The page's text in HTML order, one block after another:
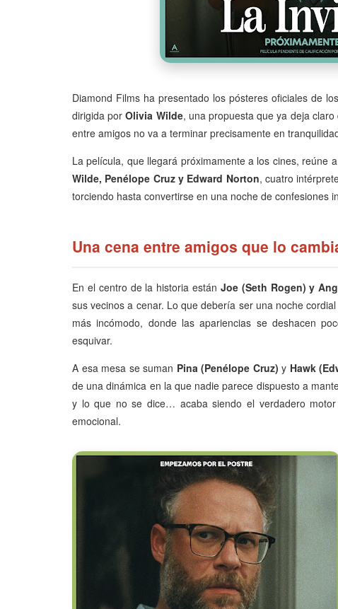
Diamond Films ha presentado los pósteres oficiales de
dirigida porOlivia Wilde, una propuesta que ya deja
entre amigos no va a terminar precisamente en
La película, que llegará próximamente a los cines, reúne
Wilde, Penélope Cruz y Edward Norton, cuatro
torciendo hasta convertirse en una noche de confesiones
Una cena entre amigos que lo
En el centro de la historia están Joe (Seth Rogen) y
sus vecinos a cenar. Lo que debería ser una noche
más incómodo, donde las apariencias se deshacen
esquivar.
A esa mesa se suman Pina (Penélope Cruz) y Hawk
de una dinámica en la que nadie parece dispuesto a
y lo que no se dice… acaba siendo el verdadero
emocional.